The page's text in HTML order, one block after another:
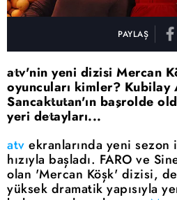
PAYLAŞ
atv'nin yeni dizisi Mercan
oyuncuları kimler? Kubilay
Sancaktutan'ın başrolde
yeri detayları...
atv ekranlarında yeni sezon
hızıyla başladı. FARO ve
olan 'Mercan Köşk' dizisi,
yüksek dramatik yapısıyla